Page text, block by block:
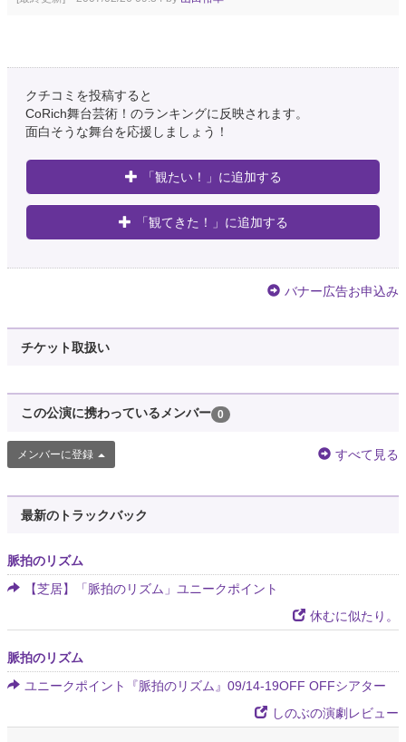
クチコミを投稿すると
CoRich舞台芸術！のランキングに反映されます。
面白そうな舞台を応援しましょう！
「観たい！」に追加する
「観てきた！」に追加する
バナー広告お申込み
チケット取扱い
この公演に携わっているメンバー 0
メンバーに登録 すべて見る
最新のトラックバック
脈拍のリズム
【芝居】「脈拍のリズム」ユニークポイント
休むに似たり。
脈拍のリズム
ユニークポイント『脈拍のリズム』09/14-19OFF OFFシアター
しのぶの演劇レビュー